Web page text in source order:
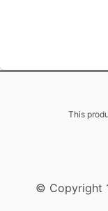
This
© Copyright